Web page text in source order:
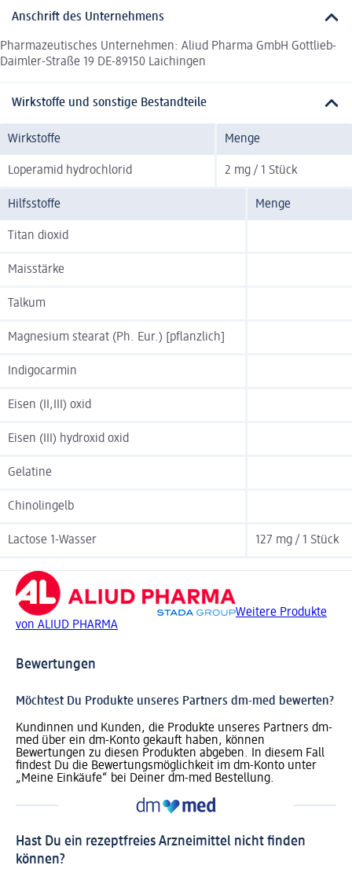
Anschrift des Unternehmens
Pharmazeutisches Unternehmen: Aliud Pharma GmbH Gottlieb-
Daimler-Straße 19 DE-89150 Laichingen
Wirkstoffe und sonstige Bestandteile
Wirkstoffe Menge
Loperamid hydrochlorid 2 mg / 1 Stück
Hilfsstoffe Menge
Titan dioxid
Maisstärke
Talkum
Magnesium stearat (Ph. Eur.) [pflanzlich]
Indigocarmin
Eisen (II,III) oxid
Eisen (III) hydroxid oxid
Gelatine
Chinolingelb
Lactose 1-Wasser 127 mg / 1 Stück
Weitere Produkte
von ALIUD PHARMA
Bewertungen
Möchtest Du Produkte unseres Partners dm-med bewerten?
Kundinnen und Kunden, die Produkte unseres Partners dm-
med über ein dm-Konto gekauft haben, können
Bewertungen zu diesen Produkten abgeben. In diesem Fall
findest Du die Bewertungsmöglichkeit im dm-Konto unter
„Meine Einkäufe“ bei Deiner dm-med Bestellung.
Hast Du ein rezeptfreies Arzneimittel nicht finden
können?